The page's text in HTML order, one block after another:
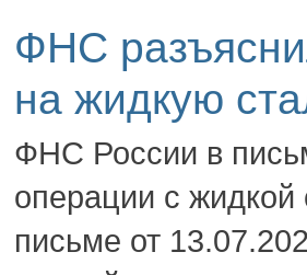
ФНС
на жидкую
ФНС России в
операции с
письме от